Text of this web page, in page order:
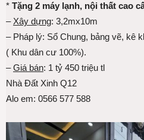
* Tặng 2 máy lạnh, nội thất cao
– Xây dựng: 3,2mx10m
– Pháp lý: Sổ Chung, bảng vẽ, kê
( Khu dân cư 100%).
–Giá bán: 1 tỷ 450 triệu tl
Nhà Đất Xinh Q12
Alo em: 0566 577 588